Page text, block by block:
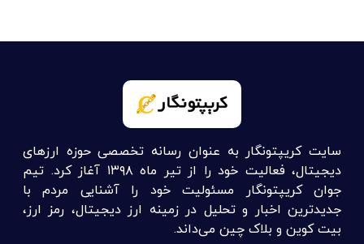
سایت کریپتونگار به عنوان رسانه تخصصی حوزه ارزهای
دیجیتال، فعالیت خود را از تیر ماه ۱۳۹۸ آغاز کرد. تیم
جوان کریپتونگار مسئولیت خود را آشنایی مردم با
جدیدترین اخبار و تحلیل در زمینه ارز دیجیتال، رمز ارز،
بیت کوین و بلاک چین می‌داند.